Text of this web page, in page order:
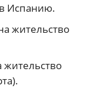
Испанию.
жительство
жительство